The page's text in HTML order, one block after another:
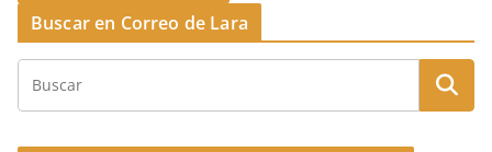
Buscar en Correo de Lara